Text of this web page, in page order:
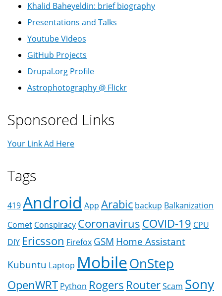
Khalid Baheyeldin: brief biography
Presentations and Talks
Youtube Videos
GitHub Projects
Drupal.org Profile
Astrophotography @ Flickr
Sponsored Links
Your Link Ad Here
Tags
419Android App Arabic backup Balkanization
Comet Conspiracy CoronavirusCOVID-19 CPU
DIY Ericsson Firefox GSM Home Assistant
Kubuntu Laptop MobileOnStep
OpenWRT Python Rogers RouterScam Sony